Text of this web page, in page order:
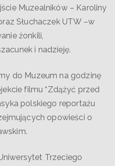
Muzealników – Karoliny
Słuchaczek UTW –w
żonkili,
i nadzieję.
do Muzeum na godzinę
filmu “Zdążyć przed
polskiego reportażu
opowieści o
Trzeciego